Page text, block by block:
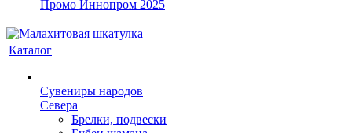
Промо Иннопром 2025
Каталог
Сувениры народов
Севера
Брелки, подвески